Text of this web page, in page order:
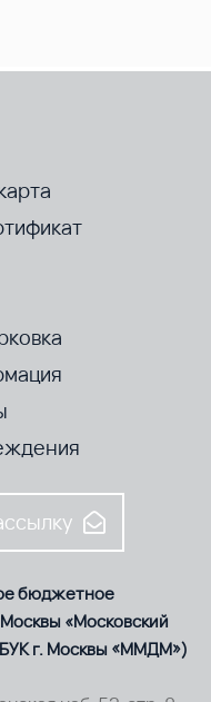
бюджетное
«Московский
г. Москвы «ММДМ»)